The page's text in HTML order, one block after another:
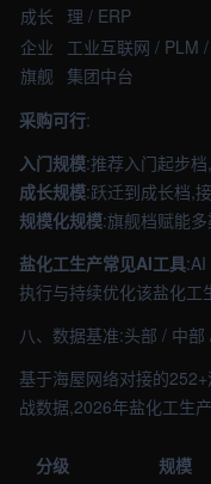
成长 理 / ERP
企业
旗舰
工业互联网 / PLM /
集团中台
采购可行:
入门规模:推荐入门起步
成长规模:跃迁到成长档,
规模化规模:旗舰档赋能
盐化工生产常见AI工具
执行与持续优化该盐化工
八、数据基准:头部 / 中
基于海屋网络对接的
战数据,2026年盐化工生
分级 规模